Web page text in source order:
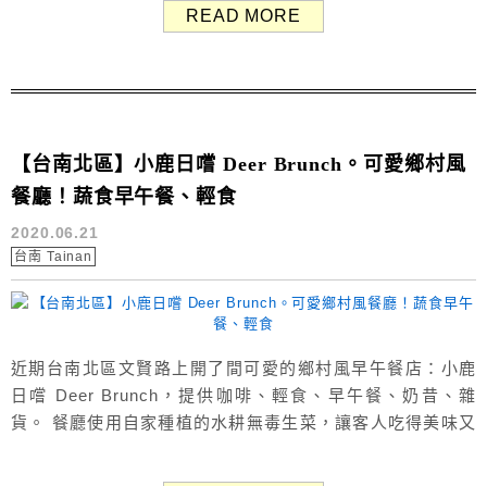
Menu 西門洋行提供套餐、輕食、點心、甜點、洋行咖啡、
READ MORE
【台南北區】小鹿日嚐 Deer Brunch。可愛鄉村風
餐廳！蔬食早午餐、輕食
2020.06.21
台南 Tainan
近期台南北區文賢路上開了間可愛的鄉村風早午餐店：小鹿
日嚐 Deer Brunch，提供咖啡、輕食、早午餐、奶昔、雜
貨。 餐廳使用自家種植的水耕無毒生菜，讓客人吃得美味又